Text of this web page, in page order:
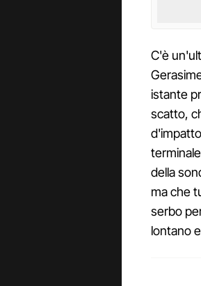
C'è
istante
scatto,
della
ma che
serbo
lontano